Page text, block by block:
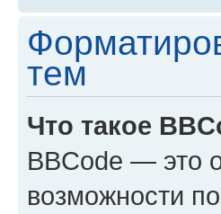
тем
Что такое
BBCode — это
возможности